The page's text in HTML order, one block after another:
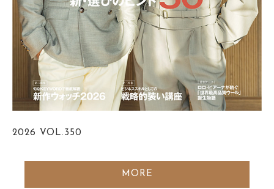
2026 VOL.350
MORE